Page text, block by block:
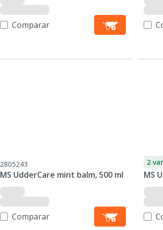
Comparar
2805243
MS UdderCare mint balm, 500 ml
Comparar
2
MS